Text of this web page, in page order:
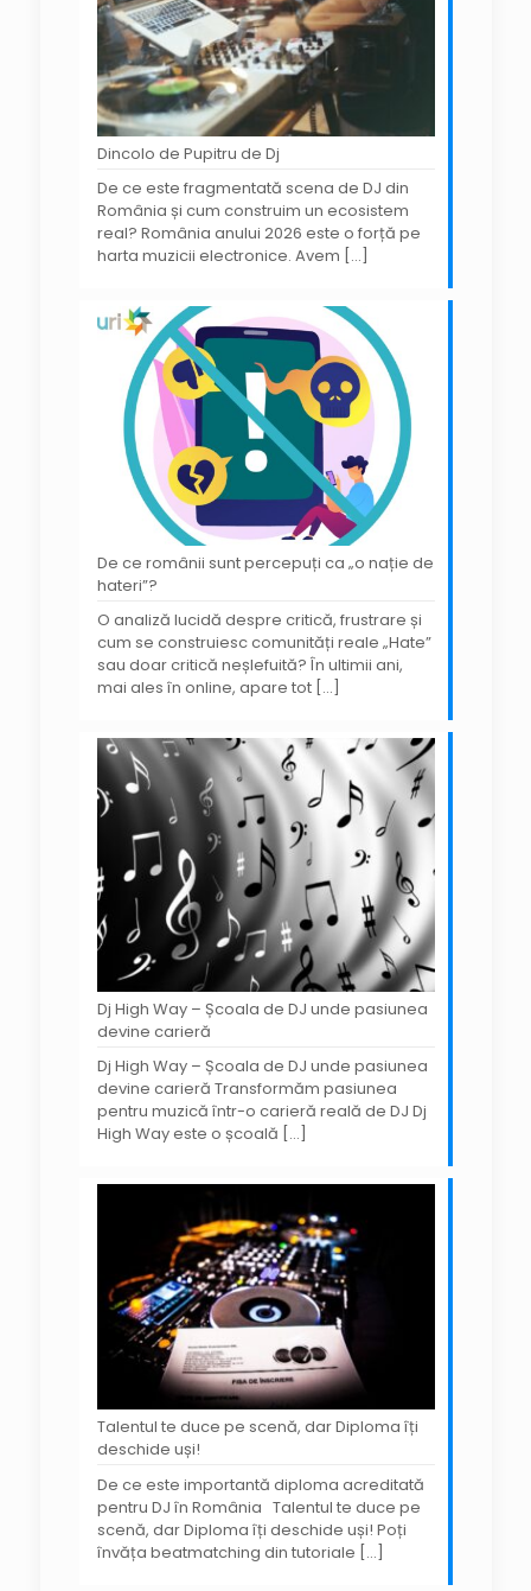
Dincolo de Pupitru de Dj
De ce este fragmentată scena de DJ din
România și cum construim un ecosistem
real? România anului 2026 este o forță pe
harta muzicii electronice. Avem […]
De ce românii sunt percepuți ca „o nație de
hateri”?
O analiză lucidă despre critică, frustrare și
cum se construiesc comunități reale „Hate”
sau doar critică neșlefuită? În ultimii ani,
mai ales în online, apare tot[…]
Dj High Way – Școala de DJ unde pasiunea
devine carieră
Dj High Way – Școala de DJ unde pasiunea
devine carieră Transformăm pasiunea
pentru muzică într-o carieră reală de DJ Dj
High Way este o școală […]
Talentul te duce pe scenă, dar Diploma îți
deschide uși!
De ce este importantă diploma acreditată
pentru DJ în România Talentul te duce pe
scenă, dar Diploma îți deschide uși! Poți
învăța beatmatching din tutoriale […]